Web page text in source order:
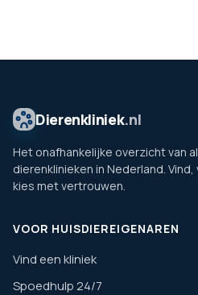
Dierenkliniek.nl
Het onafhankelijke overzicht van
dierenklinieken in Nederland.
kies met vertrouwen.
VOOR HUISDIEREIGENAREN
Vind een kliniek
Spoedhulp 24/7